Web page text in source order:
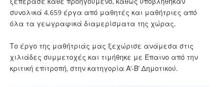
συνολικά 4.659 έργα από μαθητές και μαθήτριες από
όλα τα γεωγραφικά διαμερίσματα της χώρας.
Το έργο της μαθήτριάς μας ξεχώρισε ανάμεσα στις
χιλιάδες συμμετοχές και τιμήθηκε με Έπαινο από την
κριτική επιτροπή, στην κατηγορία Α’-Β’ Δημοτικού.